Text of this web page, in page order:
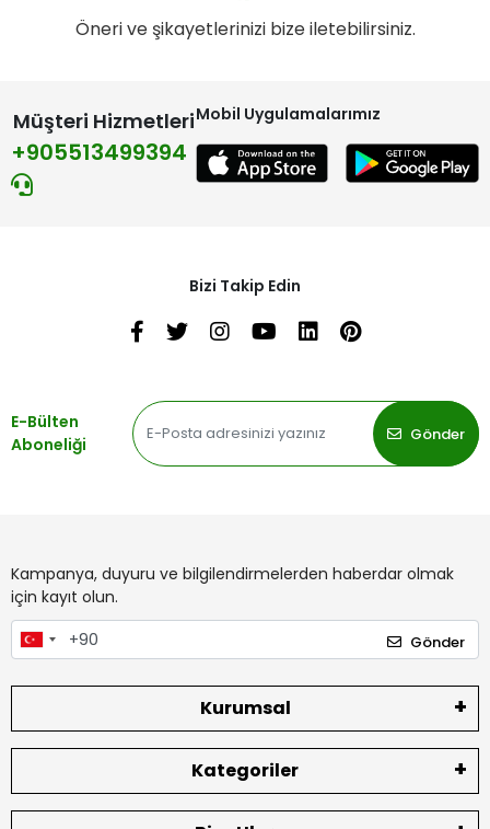
Öneri ve şikayetlerinizi bize iletebilirsiniz.
Müşteri Hizmetleri
+905513499394
Mobil Uygulamalarımız
Bizi Takip Edin
E-Bülten
Aboneliği
Gönder
Kampanya, duyuru ve bilgilendirmelerden haberdar olmak
için kayıt olun.
Gönder
Kurumsal
Kategoriler